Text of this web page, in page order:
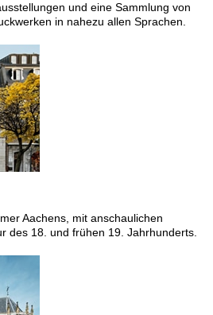
und eine Sammlung von
in nahezu allen Sprachen.
Aachens, mit anschaulichen
des 18. und frühen 19. Jahrhunderts.